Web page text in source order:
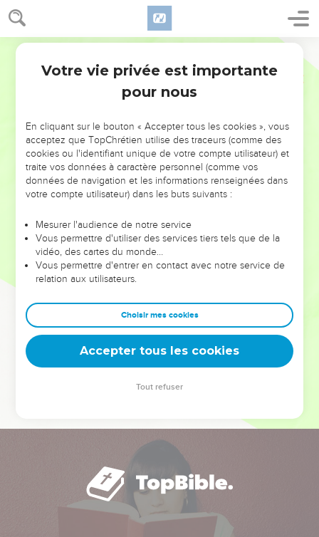
NE MANQUEZ PAS L’ÉVÉNEMENT
DE L’ANNÉE !
ET SI LEURS ERREURS POUVAIENT VOUS ÉVITER LES
VOTRES ?
leur foi ou leur vision. Mais on voit moins les doutes, les erreurs
et les saisons difficiles qu'ils ont traversés, alors même que ce
sont elles qui les ont façonnés.
Dans cette conférence, leaders, entrepreneurs, et responsables
clés pour avancer avec plus de sagesse afin que leurs erreurs
deviennent vos tremplins. Que vous guidiez un ministère, une
équipe, un groupe ou une famille, leur expérience est faite
Votre vie privée est importante
pour nous
En cliquant sur le bouton « Accepter tous les cookies », vous
acceptez que TopChrétien utilise des traceurs (comme des
cookies ou l'identifiant unique de votre compte utilisateur) et
traite vos données à caractère personnel (comme vos
données de navigation et les informations renseignées dans
votre compte utilisateur) dans les buts suivants :
Mesurer l'audience de notre service
Vous permettre d'utiliser des services tiers tels que de la
vidéo, des cartes du monde…
Vous permettre d'entrer en contact avec notre service de
relation aux utilisateurs.
Choisir mes cookies
Accepter tous les cookies
Tout refuser